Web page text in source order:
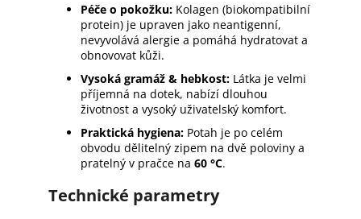
Péče o pokožku: Kolagen (biokompatibilní
protein) je upraven jako neantigenní,
nevyvolává alergie a pomáhá hydratovat a
obnovovat kůži.
Vysoká gramáž & hebkost: Látka je velmi
příjemná na dotek, nabízí dlouhou
životnost a vysoký uživatelský komfort.
Praktická hygiena: Potah je po celém
obvodu dělitelný zipem na dvě poloviny a
pratelný v pračce na 60 °C.
Technické parametry